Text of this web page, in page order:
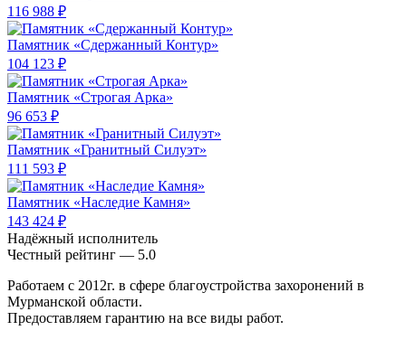
116 988 ₽
Памятник «Сдержанный Контур»
104 123 ₽
Памятник «Строгая Арка»
96 653 ₽
Памятник «Гранитный Силуэт»
111 593 ₽
Памятник «Наследие Камня»
143 424 ₽
Надёжный исполнитель
Чеcтный рейтинг — 5.0
Работаем с 2012г. в сфере благоустройства захоронений в
Мурманской области.
Предоставляем гарантию на все виды работ.